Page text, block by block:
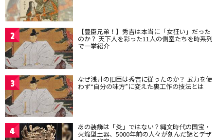
2 【豊臣兄弟！】秀吉は本当に「女狂い」だった
のか？ 天下人を彩った11人の側室たちを時系列
で一挙紹介
3 なぜ浅井の旧臣は秀吉に従ったのか？ 武力を使
わず“自分の味方”に変えた裏工作の技法とは
4 あの装飾は「炎」ではない？縄文時代の国宝・
火焔型土器、5000年前の人々が刻んだ謎とデザ